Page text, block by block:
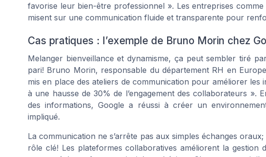
favorise leur bien-être professionnel ». Les entreprises
misent sur une communication fluide et transparente pour
Cas pratiques : l’exemple de Bruno Morin chez
Melanger bienveillance et dynamisme, ça peut sembler tiré
pari! Bruno Morin, responsable du département RH en
mis en place des ateliers de communication pour améliorer
à une hausse de 30% de l’engagement des collaborateurs ».
des informations, Google a réussi à créer un
impliqué.
La communication ne s’arrête pas aux simples échanges
rôle clé! Les plateformes collaboratives améliorent la gestion